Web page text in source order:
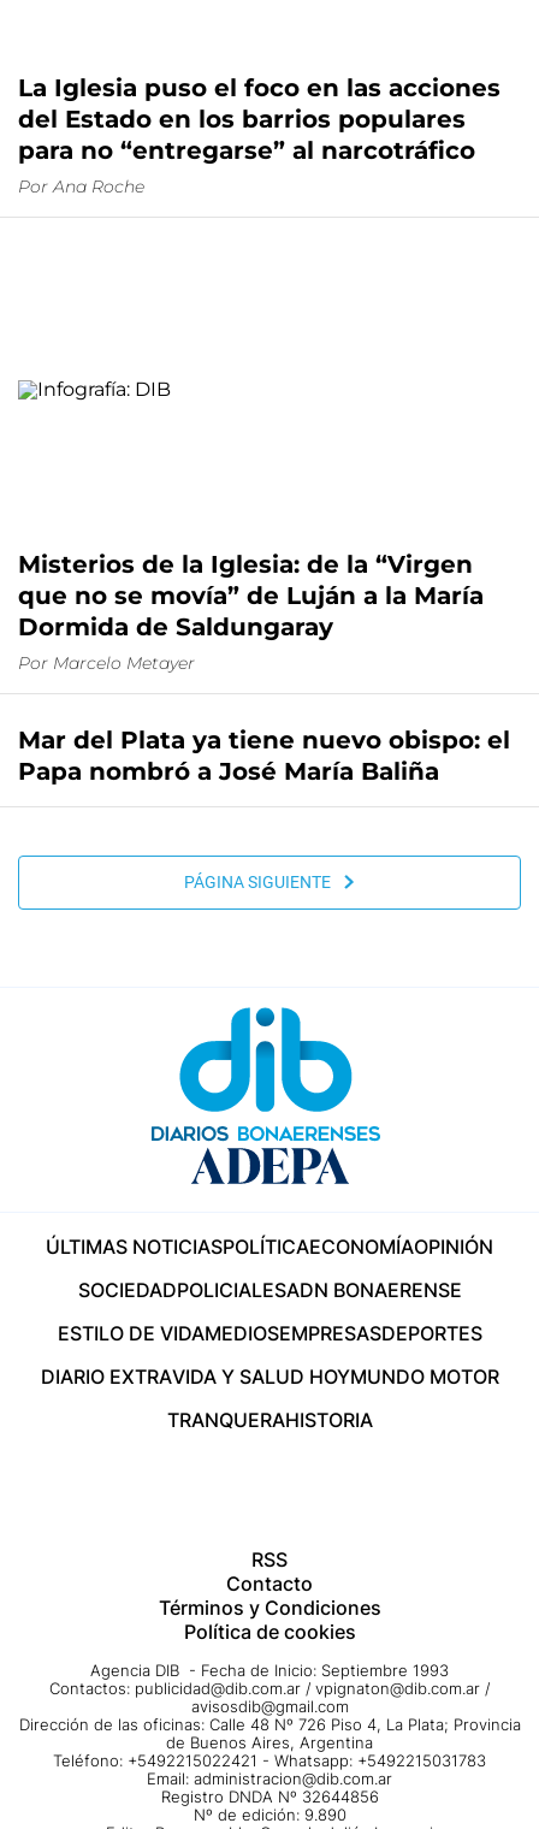
La Iglesia puso el foco en las acciones
del Estado en los barrios populares
para no “entregarse” al narcotráfico
Por Ana Roche
Misterios de la Iglesia: de la “Virgen
que no se movía” de Luján a la María
Dormida de Saldungaray
Por Marcelo Metayer
Mar del Plata ya tiene nuevo obispo: el
Papa nombró a José María Baliña
PÁGINA SIGUIENTE
ÚLTIMAS NOTICIASPOLÍTICAECONOMÍAOPINIÓN
SOCIEDADPOLICIALESADN BONAERENSE
ESTILO DE VIDAMEDIOSEMPRESASDEPORTES
DIARIO EXTRAVIDA Y SALUD HOYMUNDO MOTOR
TRANQUERAHISTORIA
RSS
Contacto
Términos y Condiciones
Política de cookies
Agencia DIB - Fecha de Inicio: Septiembre 1993
Contactos: publicidad@dib.com.ar / vpignaton@dib.com.ar /
avisosdib@gmail.com
Dirección de las oficinas: Calle 48 Nº 726 Piso 4, La Plata; Provincia
de Buenos Aires, Argentina
Teléfono: +5492215022421 - Whatsapp: +5492215031783
Email: administracion@dib.com.ar
Registro DNDA Nº 32644856
Nº de edición: 9.890